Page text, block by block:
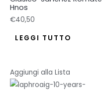
Hnos
€40,50
LEGGI TUTTO
Aggiungi alla Lista